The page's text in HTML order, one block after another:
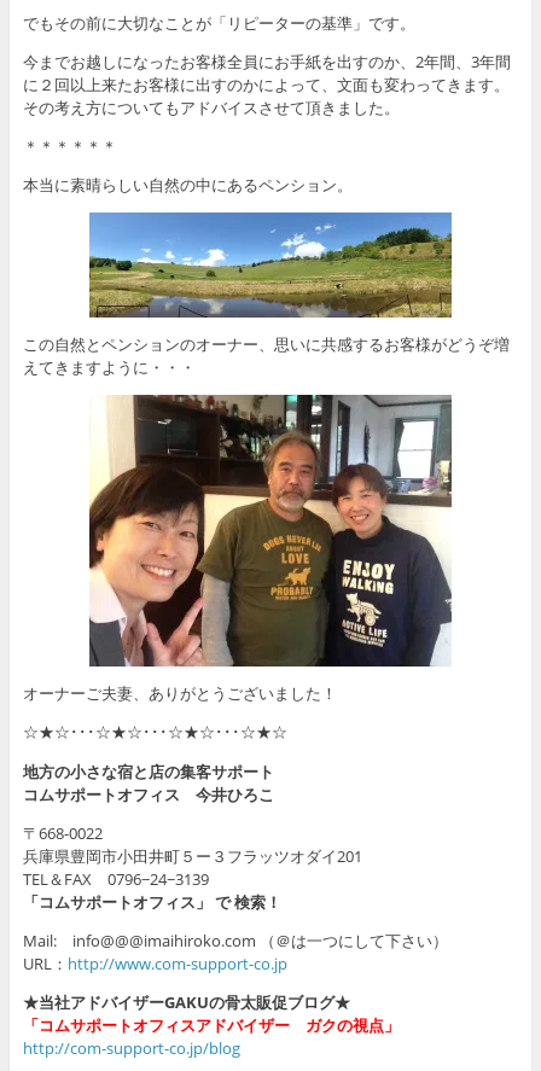
でもその前に大切なことが「リピーターの基準」です。
今までお越しになったお客様全員にお手紙を出すのか、2年間、3年間
に２回以上来たお客様に出すのかによって、文面も変わってきます。
その考え方についてもアドバイスさせて頂きました。
＊＊＊＊＊＊
本当に素晴らしい自然の中にあるペンション。
この自然とペンションのオーナー、思いに共感するお客様がどうぞ増
えてきますように・・・
オーナーご夫妻、ありがとうございました！
☆★☆･･･☆★☆･･･☆★☆･･･☆★☆
地方の小さな宿と店の集客サポート
コムサポートオフィス 今井ひろこ
〒668-0022
兵庫県豊岡市小田井町５ー３フラッツオダイ201
TEL＆FAX 0796−24−3139
「コムサポートオフィス」 で 検索！
Mail: info@@@imaihiroko.com （＠は一つにして下さい）
URL： http://www.com-support-co.jp
★当社アドバイザーGAKUの骨太販促ブログ★
「コムサポートオフィスアドバイザー ガクの視点」
http://com-support-co.jp/blog